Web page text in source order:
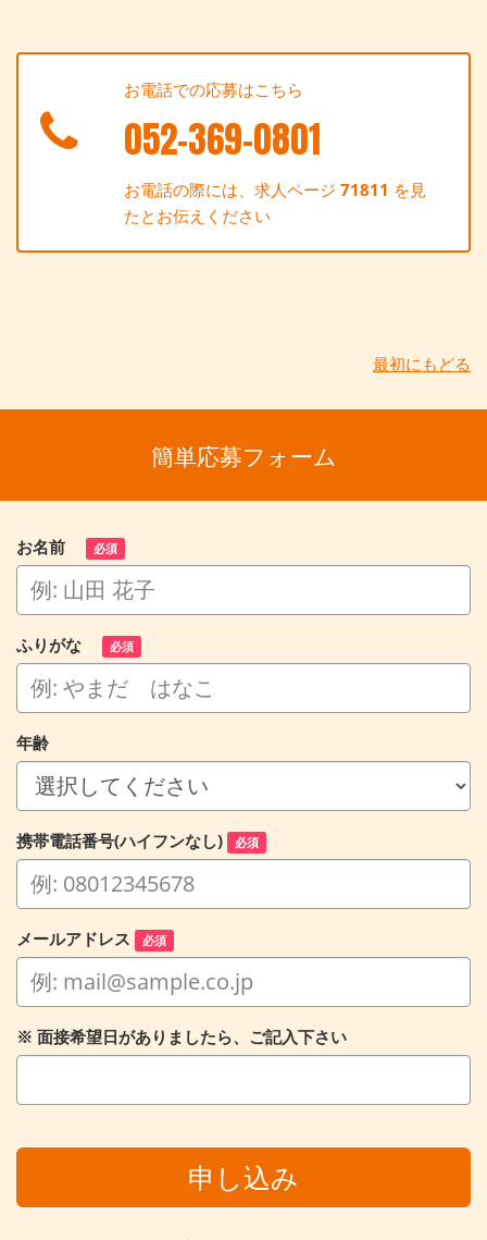
お電話での応募はこちら
052-369-0801
お電話の際には、求人ページ71811 を見
たとお伝えください
最初にもどる
簡単応募フォーム
お名前 必須
ふりがな 必須
年齢
携帯電話番号(ハイフンなし) 必須
メールアドレス 必須
※ 面接希望日がありましたら、ご記入下さい
申し込み